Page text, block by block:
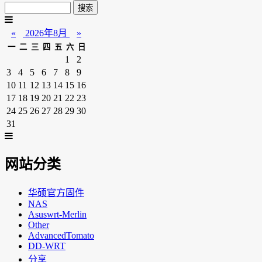
« 2026年8月 »
一 二 三 四 五 六 日
1
2
3
4 5 6 7 8
9
10 11 12 13 14 15 16
17 18 19 20 21 22 23
24 25 26 27 28 29 30
31
网站分类
华硕官方固件
NAS
Asuswrt-Merlin
Other
AdvancedTomato
DD-WRT
分享